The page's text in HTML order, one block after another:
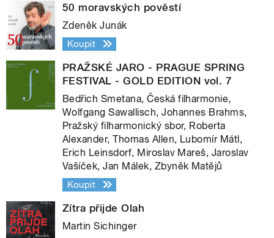
50 moravských pověstí
Zdeněk Junák
Koupit
PRAŽSKÉ JARO - PRAGUE SPRING
FESTIVAL - GOLD EDITION vol. 7
Bedřich Smetana, Česká filharmonie,
Wolfgang Sawallisch, Johannes Brahms,
Pražský filharmonický sbor, Roberta
Alexander, Thomas Allen, Lubomír Mátl,
Erich Leinsdorf, Miroslav Mareš, Jaroslav
Vašíček, Jan Málek, Zbyněk Matějů
Koupit
Zítra přijde Olah
Martin Sichinger